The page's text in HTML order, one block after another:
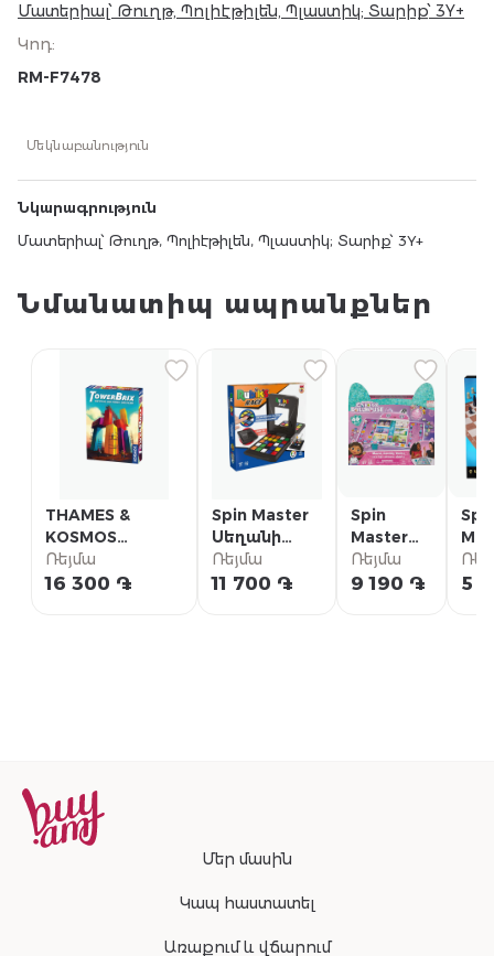
Մատերիալ՝ Թուղթ, Պոլիէթիլեն, Պլաստիկ; Տարիք՝ 3Y+
Կոդ:
RM-F7478
Մեկնաբանություն
Նկարագրություն
Մատերիալ՝ Թուղթ, Պոլիէթիլեն, Պլաստիկ; Տարիք՝ 3Y+
Նմանատիպ ապրանքներ
THAMES &
KOSMOS
Սեղանի խաղ
«Թաուերբրիքս»
Ռեյմա
16 300 ֏
Spin Master
Սեղանի
խաղ
«Ռուբիկ
Ռեյմա
11 700 ֏
Spin
Master
Սեղանի
խաղ
Ռեյմա
9 190 ֏ 5
Մեր մասին
Կապ հաստատել
Առաքում և վճարում